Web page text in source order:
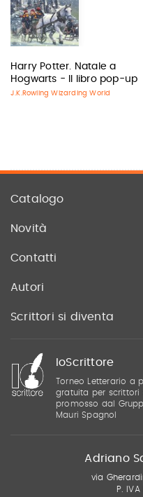
Harry Potter. Natale a
Hogwarts - Il libro pop-up
J.K.Rowling Wizarding World
Catalogo
Novità
Contatti
Autori
Scrittori si diventa
IoScrittore
Torneo Letterario a
gratuita per scrittori
promosso dal
Mauri Spagnol
Adriano
via
P. IVA